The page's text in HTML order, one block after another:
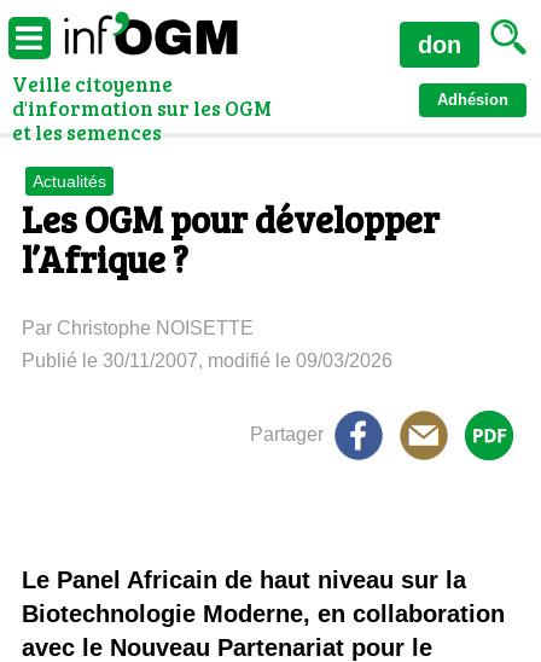
Veille citoyenne
d'information sur les OGM
et les semences
Adhésion
don
Actualités
Les OGM pour développer
l’Afrique ?
Par Christophe NOISETTE
Publié le 30/11/2007, modifié le 09/03/2026
Partager
Le Panel Africain de haut niveau sur la
Biotechnologie Moderne, en collaboration
avec le Nouveau Partenariat pour le